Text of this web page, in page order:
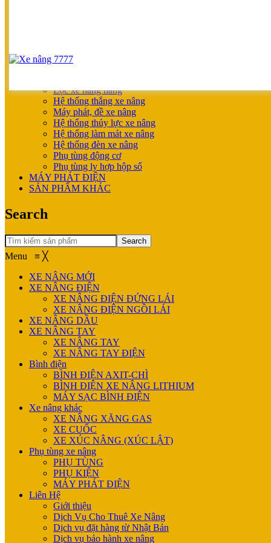
XE NÂNG TAY ĐIỆN
Lọc xe nâng hàng
Hệ thống thắng xe nâng
Máy phát, đề xe nâng
Hệ thống thủy lực xe nâng
Hệ thống làm mát xe nâng
Hệ thống đèn xe nâng
Phụ tùng động cơ
Phụ tùng ly hợp hộp số
MÁY PHÁT ĐIỆN
SẢN PHẨM KHÁC
Search
Search
Menu ≡ ╳
XE NÂNG MỚI
XE NÂNG ĐIỆN
XE NÂNG ĐIỆN ĐỨNG LÁI
XE NÂNG ĐIỆN NGỒI LÁI
XE NÂNG DẦU
XE NÂNG TAY
XE NÂNG TAY
XE NÂNG TAY ĐIỆN
Bình điện
BÌNH ĐIỆN AXIT-CHÌ
BÌNH ĐIỆN XE NÂNG LITHIUM
MÁY SẠC BÌNH ĐIỆN
Xe nâng khác
XE NÂNG XĂNG GAS
XE CUỐC
XE XÚC NÂNG (XÚC LẬT)
Phụ tùng xe nâng
PHỤ TÙNG
PHỤ KIỆN
MÁY PHÁT ĐIỆN
Liên Hệ
Giới thiệu
Dịch Vụ Cho Thuê Xe Nâng
Dịch vụ đặt hàng từ Nhật Bản
Dịch vụ bảo hành xe nâng